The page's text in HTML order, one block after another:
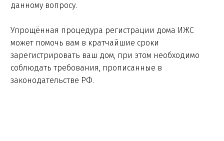
данному вопросу.
Упрощённая процедура регистрации дома ИЖС
может помочь вам в кратчайшие сроки
зарегистрировать ваш дом, при этом необходимо
соблюдать требования, прописанные в
законодательстве РФ.